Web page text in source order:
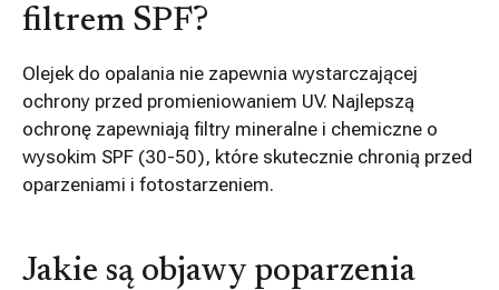
filtrem SPF?
Olejek do opalania nie zapewnia wystarczającej
ochrony przed promieniowaniem UV. Najlepszą
ochronę zapewniają filtry mineralne i chemiczne o
wysokim SPF (30-50), które skutecznie chronią przed
oparzeniami i fotostarzeniem.
Jakie są objawy poparzenia